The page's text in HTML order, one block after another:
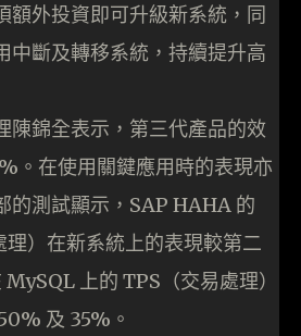
額外投資即可升級新系統，同
中斷及轉移系統，持續提升高
陳錦全表示，第三代產品的效
。在使用關鍵應用時的表現亦
的測試顯示，SAP HAHA 的
）在新系統上的表現較第二
上的 TPS（交易處理）
及 35%。